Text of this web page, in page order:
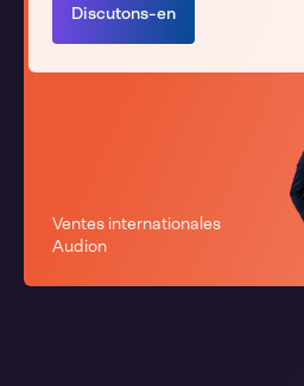
Discutons-en
Ventes internationales
Audion